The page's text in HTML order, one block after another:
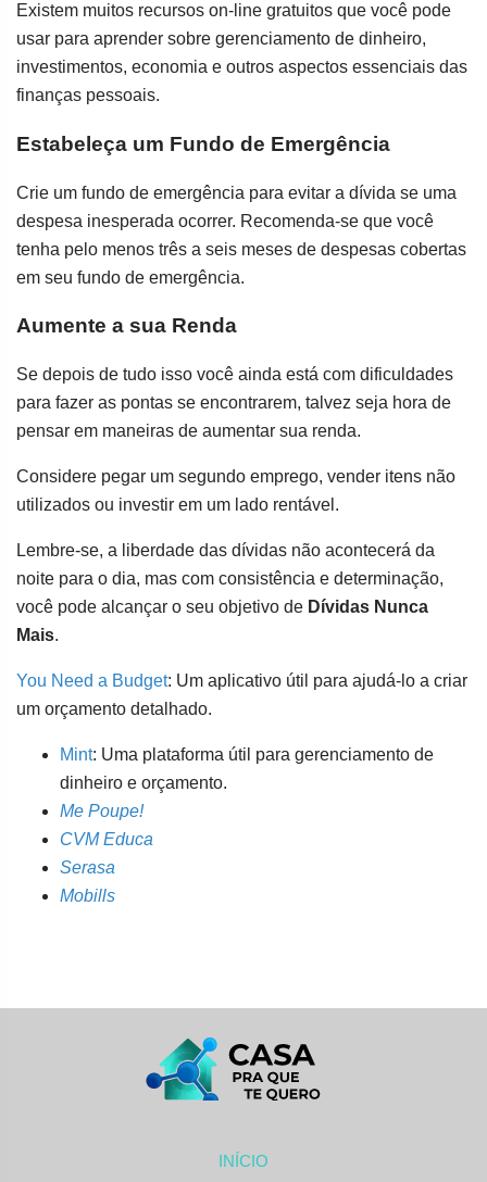
Existem muitos recursos on-line gratuitos que você pode
usar para aprender sobre gerenciamento de dinheiro,
investimentos, economia e outros aspectos essenciais das
finanças pessoais.
Estabeleça um Fundo de Emergência
Crie um fundo de emergência para evitar a dívida se uma
despesa inesperada ocorrer. Recomenda-se que você
tenha pelo menos três a seis meses de despesas cobertas
em seu fundo de emergência.
Aumente a sua Renda
Se depois de tudo isso você ainda está com dificuldades
para fazer as pontas se encontrarem, talvez seja hora de
pensar em maneiras de aumentar sua renda.
Considere pegar um segundo emprego, vender itens não
utilizados ou investir em um lado rentável.
Lembre-se, a liberdade das dívidas não acontecerá da
noite para o dia, mas com consistência e determinação,
você pode alcançar o seu objetivo de Dívidas Nunca
Mais.
You Need a Budget: Um aplicativo útil para ajudá-lo a criar
um orçamento detalhado.
Mint: Uma plataforma útil para gerenciamento de
dinheiro e orçamento.
Me Poupe!
CVM Educa
Serasa
Mobills
INÍCIO